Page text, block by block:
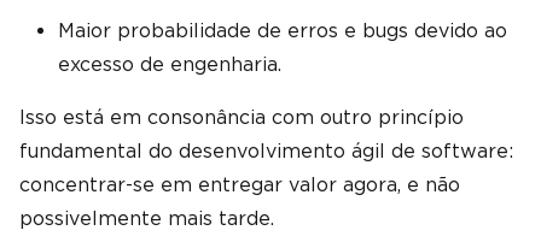
Maior probabilidade de erros e bugs devido ao
excesso de engenharia.
Isso está em consonância com outro princípio
fundamental do desenvolvimento ágil de software:
concentrar-se em entregar valor agora, e não
possivelmente mais tarde.